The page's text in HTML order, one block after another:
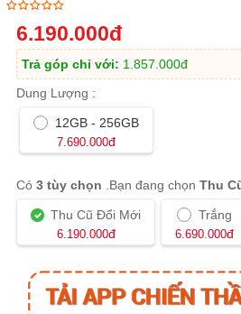
6.190.000đ
Trả góp chỉ với: 1.857.000đ
Dung Lượng :
12GB - 256GB
7.690.000đ
Có3 tùy chọn .Bạn đang chọnThu
Thu Cũ Đổi Mới
6.190.000đ
Trắng
6.690.000đ